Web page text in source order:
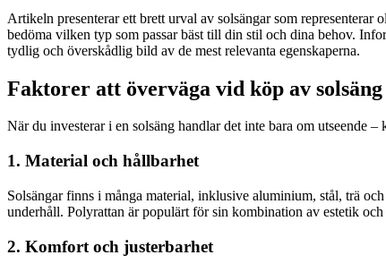
Artikeln presenterar ett brett urval av solsängar som
bedöma vilken typ som passar bäst till din stil och dina behov.
tydlig och överskådlig bild av de mest relevanta egenskaperna.
Faktorer att överväga vid köp av solsäng
När du investerar i en solsäng handlar det inte bara om utseende
1. Material och hållbarhet
Solsängar finns i många material, inklusive aluminium, stål, trä
underhåll. Polyrattan är populärt för sin kombination av estetik och
2. Komfort och justerbarhet